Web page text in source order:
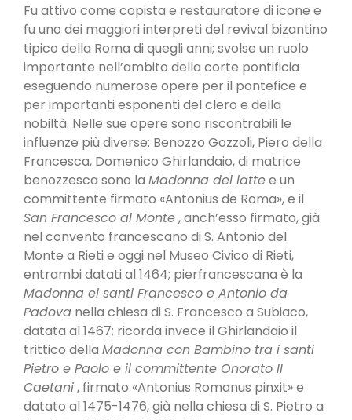
Fu attivo come copista e restauratore di icone e
fu uno dei maggiori interpreti del revival bizantino
tipico della Roma di quegli anni; svolse un ruolo
importante nell’ambito della corte pontificia
eseguendo numerose opere per il pontefice e
per importanti esponenti del clero e della
nobiltà. Nelle sue opere sono riscontrabili le
influenze più diverse: Benozzo Gozzoli, Piero della
Francesca, Domenico Ghirlandaio, di matrice
benozzesca sono la Madonna del lattee un
committente firmato «Antonius de Roma», e il
San Francesco al Monte, anch’esso firmato, già
nel convento francescano di S. Antonio del
Monte a Rieti e oggi nel Museo Civico di Rieti,
entrambi datati al 1464; pierfrancescana è la
Madonna ei santi Francesco e Antonio da
Padova nella chiesa di S. Francesco a Subiaco,
datata al 1467; ricorda invece il Ghirlandaio il
trittico della Madonna con Bambino tra i santi
Pietro e Paolo e il committente Onorato II
Caetani, firmato «Antonius Romanus pinxit» e
datato al 1475-1476, già nella chiesa di S. Pietro a